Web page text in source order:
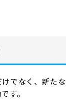
でなく、新たな
す。